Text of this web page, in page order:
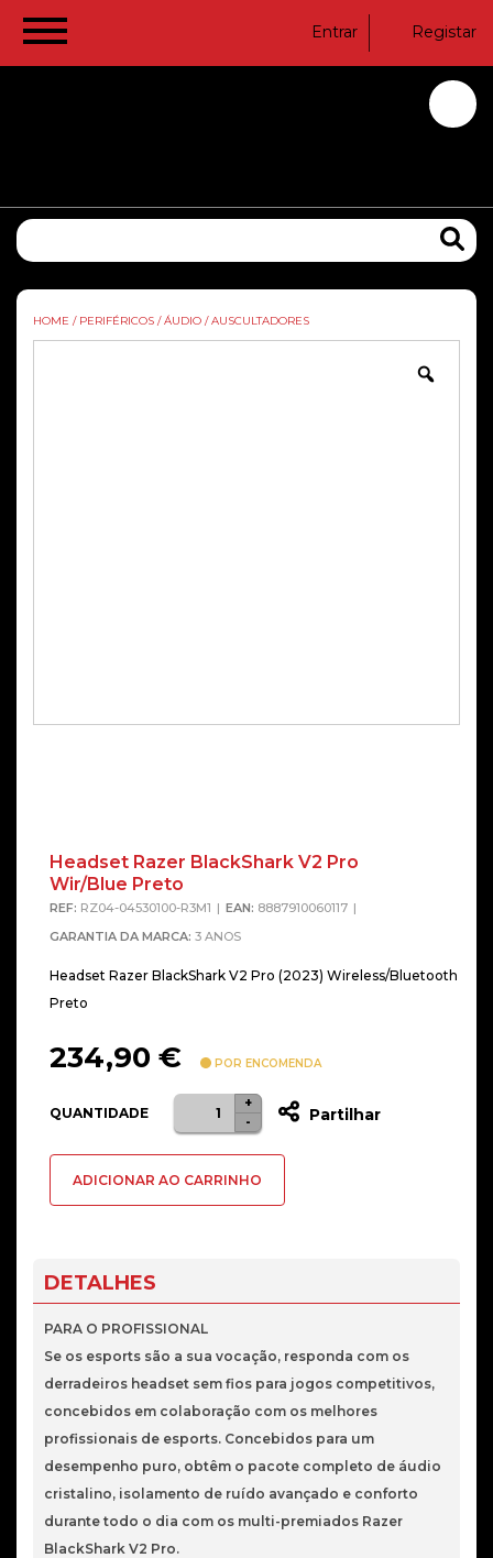
Entrar Registar
HOME / PERIFÉRICOS / ÁUDIO / AUSCULTADORES
Headset Razer BlackShark V2 Pro
Wir/Blue Preto
REF: RZ04-04530100-R3M1 EAN: 8887910060117
GARANTIA DA MARCA: 3 ANOS
Headset Razer BlackShark V2 Pro (2023) Wireless/Bluetooth
Preto
234,90 € POR ENCOMENDA
QUANTIDADE
Quantidade
de
Razer
Wir/Blue
Preto
-
+
Partilhar
ADICIONAR AO CARRINHO
DETALHES
PARA O PROFISSIONAL
Se os esports são a sua vocação, responda com os
derradeiros headset sem fios para jogos competitivos,
concebidos em colaboração com os melhores
profissionais de esports. Concebidos para um
desempenho puro, obtêm o pacote completo de áudio
cristalino, isolamento de ruído avançado e conforto
durante todo o dia com os multi-premiados Razer
BlackShark V2 Pro.